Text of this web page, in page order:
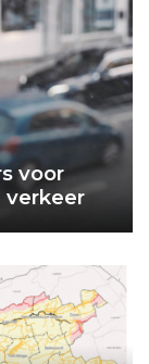
voor
verkeer